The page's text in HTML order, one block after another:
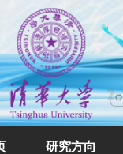
研究方向